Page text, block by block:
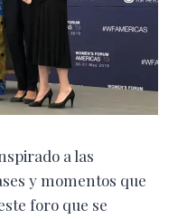
a las
y momentos que
foro que se